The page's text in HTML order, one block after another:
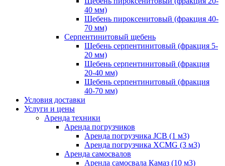
40 мм)
Щебень пироксенитовый (фракция 40-
70 мм)
Серпентинитовый щебень
Щебень серпентинитовый (фракция 5-
20 мм)
Щебень серпентинитовый (фракция
20-40 мм)
Щебень серпентинитовый (фракция
40-70 мм)
Условия доставки
Услуги и цены
Аренда техники
Аренда погрузчиков
Аренда погрузчика JCB (1 м3)
Аренда погрузчика XCMG (3 м3)
Аренда самосвалов
Аренда самосвала Камаз (10 м3)